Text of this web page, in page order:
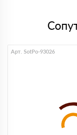
Арт. SotPo-93026